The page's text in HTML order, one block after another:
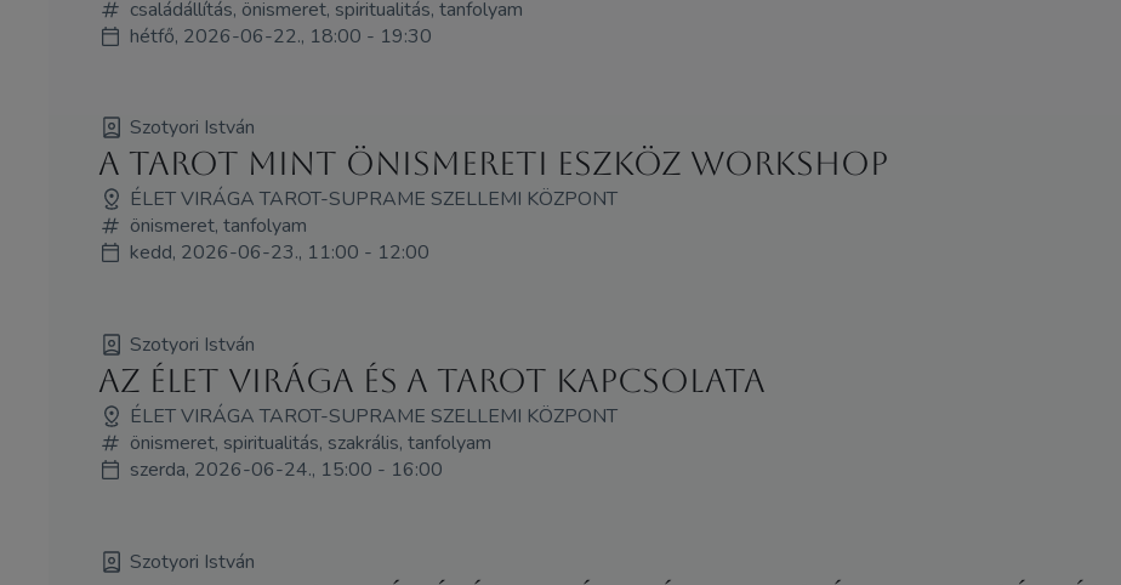
családállítás, önismeret, spiritualitás, tanfolyam
hétfő, 2026-06-22., 18:00 - 19:30
Szotyori István
A Tarot mint önismereti eszköz Workshop
ÉLET VIRÁGA TAROT-SUPRAME SZELLEMI KÖZPONT
önismeret, tanfolyam
kedd, 2026-06-23., 11:00 - 12:00
Szotyori István
Az Élet Virága és a tarot kapcsolata
ÉLET VIRÁGA TAROT-SUPRAME SZELLEMI KÖZPONT
önismeret, spiritualitás, szakrális, tanfolyam
szerda, 2026-06-24., 15:00 - 16:00
Szotyori István